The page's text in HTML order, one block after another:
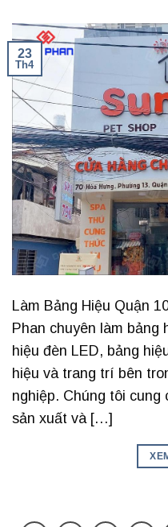
23
Th4
Làm Bảng Hiệu Quận
Phan chuyên làm bảng
hiệu đèn LED, bảng
hiệu và trang trí bên
nghiệp. Chúng tôi
sản xuất và […]